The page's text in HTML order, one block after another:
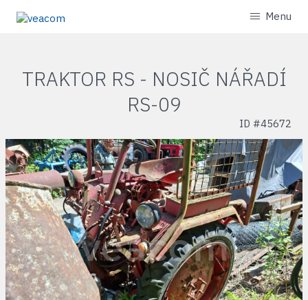
Menu
TRAKTOR RS - NOSIČ NÁŘADÍ
RS-09
ID #45672